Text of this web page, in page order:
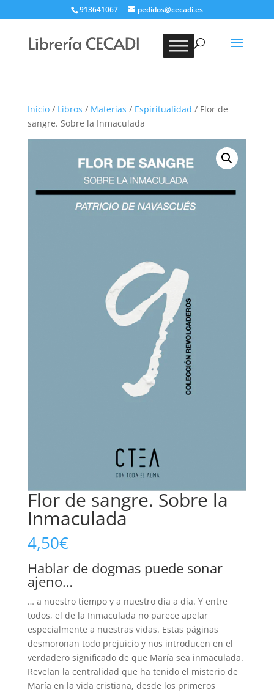
913641067 pedidos@cecadi.es
BUSCAR
Inicio/ Libros / Materias / Espiritualidad / Flor de
sangre. Sobre la Inmaculada
Flor de sangre. Sobre la
Inmaculada
4,50€
Hablar de dogmas puede sonar
ajeno…
… a nuestro tiempo y a nuestro día a día. Y entre
todos, el de la Inmaculada no parece apelar
especialmente a nuestras vidas. Estas páginas
desmoronan todo prejuicio y nos introducen en el
verdadero significado de que María sea inmaculada.
Revelan la centralidad que ha tenido el misterio de
María en la vida cristiana, desde los primeros